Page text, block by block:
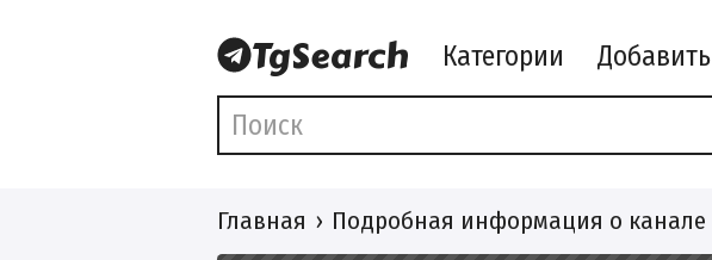
Категории Добавить
Главная Подробная информация о канале